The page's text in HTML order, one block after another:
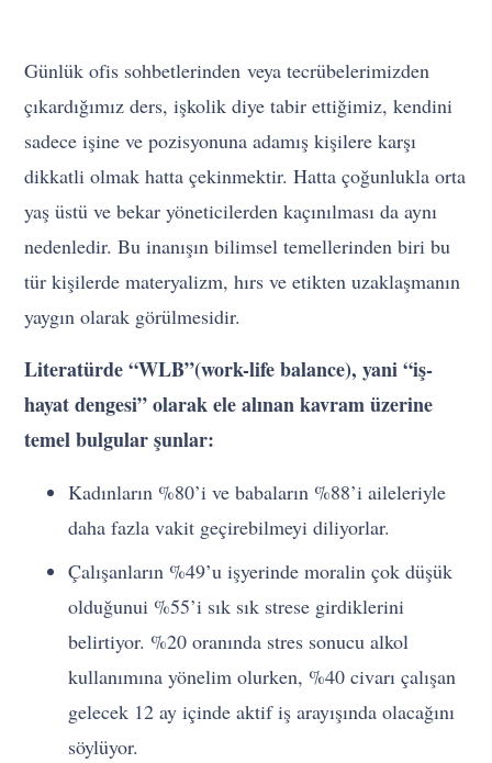
Günlük ofis sohbetlerinden veya tecrübelerimizden
çıkardığımız ders, işkolik diye tabir ettiğimiz, kendini
sadece işine ve pozisyonuna adamış kişilere karşı
dikkatli olmak hatta çekinmektir. Hatta çoğunlukla orta
yaş üstü ve bekar yöneticilerden kaçınılması da aynı
nedenledir. Bu inanışın bilimsel temellerinden biri bu
tür kişilerde materyalizm, hırs ve etikten uzaklaşmanın
yaygın olarak görülmesidir.
Literatürde “WLB”(work-life balance), yani “iş-
hayat dengesi” olarak ele alınan kavram üzerine
temel bulgular şunlar:
Kadınların %80’i ve babaların %88’i aileleriyle
daha fazla vakit geçirebilmeyi diliyorlar.
Çalışanların %49’u işyerinde moralin çok düşük
olduğunui %55’i sık sık strese girdiklerini
belirtiyor. %20 oranında stres sonucu alkol
kullanımına yönelim olurken, %40 civarı çalışan
gelecek 12 ay içinde aktif iş arayışında olacağını
söylüyor.